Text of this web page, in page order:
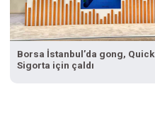
Borsa İstanbul’da gong, Quick
Sigorta için çaldı